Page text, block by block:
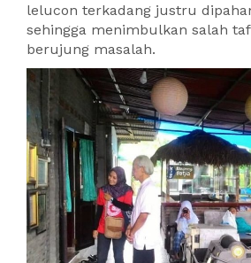
lelucon terkadang justru
sehingga menimbulkan salah
berujung masalah.